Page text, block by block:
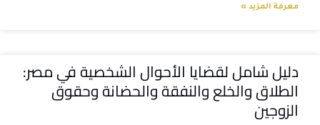
معرفة المزيد »
دليل شامل لقضايا الأحوال الشخصية في مصر:
الطلاق والخلع والنفقة والحضانة وحقوق
الزوجين